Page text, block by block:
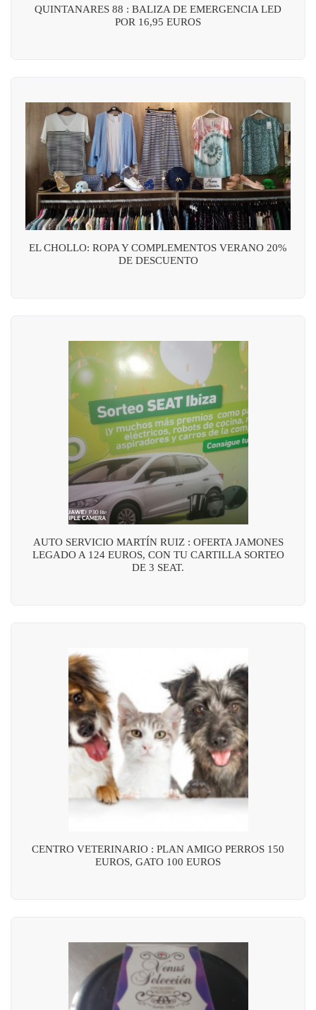
QUINTANARES 88 : BALIZA DE EMERGENCIA LED
POR 16,95 EUROS
EL CHOLLO: ROPA Y COMPLEMENTOS VERANO 20%
DE DESCUENTO
AUTO SERVICIO MARTÍN RUIZ : OFERTA JAMONES
LEGADO A 124 EUROS, CON TU CARTILLA SORTEO
DE 3 SEAT.
CENTRO VETERINARIO : PLAN AMIGO PERROS 150
EUROS, GATO 100 EUROS